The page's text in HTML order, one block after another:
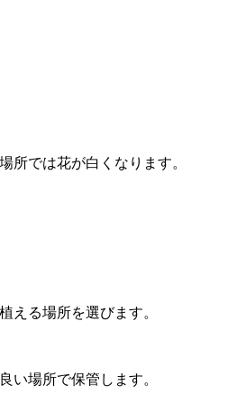
所では花が白くなります。
える場所を選びます。
い場所で保管します。